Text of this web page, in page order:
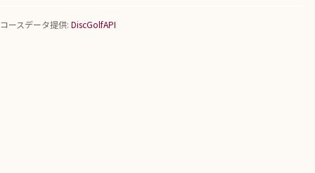
コースデータ提供: DiscGolfAPI